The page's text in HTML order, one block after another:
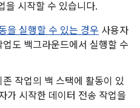
을 시작할 수 있습니다.
을 실행할 수 있는 경우 사용자
도 백그라운드에서 실행할 수
작업의 백 스택에 활동이 있
가 시작한 데이터 전송 작업을